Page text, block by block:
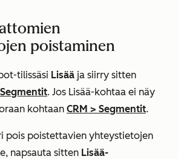
poistaminen
tilissäsi Lisää ja siirry sitten
Segmentit. Jos Lisää-kohtaa ei näy
kohtaan CRM > Segmentit.
pois poistettavien yhteystietojen
napsauta sitten Lisää-